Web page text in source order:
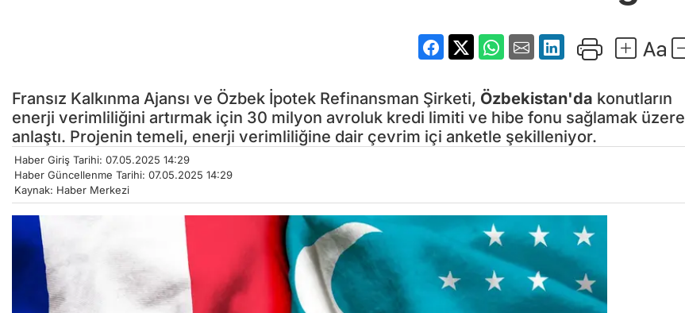
Fransız Kalkınma Ajansı ve Özbek İpotek Refinansman Şirketi, Özbekistan'da konutların
enerji verimliliğini artırmak için 30 milyon avroluk kredi limiti ve hibe fonu sağlamak üzere
anlaştı. Projenin temeli, enerji verimliliğine dair çevrim içi anketle şekilleniyor.
Haber Giriş Tarihi: 07.05.2025 14:29
Haber Güncellenme Tarihi: 07.05.2025 14:29
Kaynak: Haber Merkezi